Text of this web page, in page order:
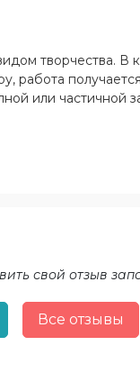
творчества. В
работа
или частичной
свой отзыв
Все отзывы